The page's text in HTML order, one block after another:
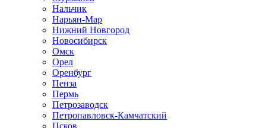
Нальчик
Нарьян-Мар
Нижний Новгород
Новосибирск
Омск
Орел
Оренбург
Пенза
Пермь
Петрозаводск
Петропавловск-Камчатский
Псков